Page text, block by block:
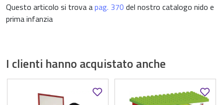
Questo articolo si trova apag. 370 del nostro catalogo nido e
prima infanzia
I clienti hanno acquistato anche